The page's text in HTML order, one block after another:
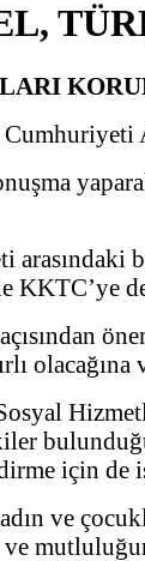
olacağına
için de
ve
ve